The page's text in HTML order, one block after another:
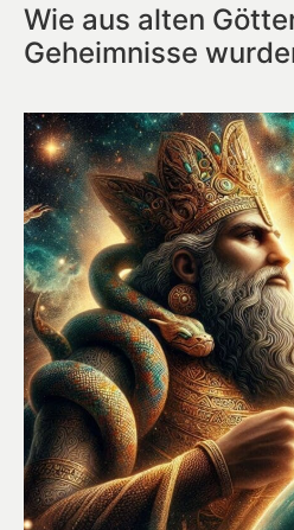
Wie aus alten
Geheimnisse